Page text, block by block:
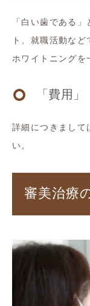
「白い歯である
ト、就職活動な
ホワイトニングを
「費用」
詳細につきまして
い。
審美治療